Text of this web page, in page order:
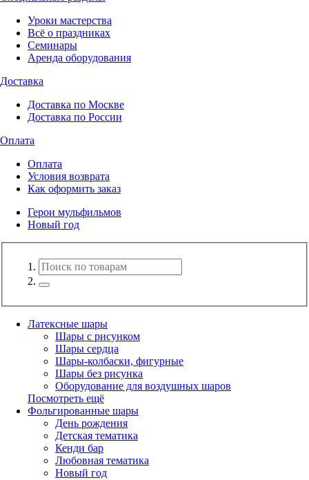
Уроки мастерства
Всё о праздниках
Семинары
Аренда оборудования
Доставка
Доставка по Москве
Доставка по России
Оплата
Оплата
Условия возврата
Как оформить заказ
Герои мульфильмов
Новый год
Латексные шары
Шары с рисунком
Шары сердца
Шары-колбаски, фигурные
Шары без рисунка
Оборудование для воздушных шаров
Посмотреть ещё
Фольгированные шары
День рождения
Детская тематика
Кенди бар
Любовная тематика
Новый год